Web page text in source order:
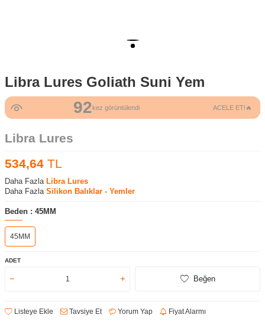
Libra Lures Goliath Suni Yem
92kez görüntülendi ACELE ET!🔥
Libra Lures
534,64 TL
Daha Fazla Libra Lures
Daha Fazla Silikon Balıklar - Yemler
Beden : 45MM
45MM
ADET
Beğen
Listeye Ekle Tavsiye Et Yorum Yap Fiyat Alarmı